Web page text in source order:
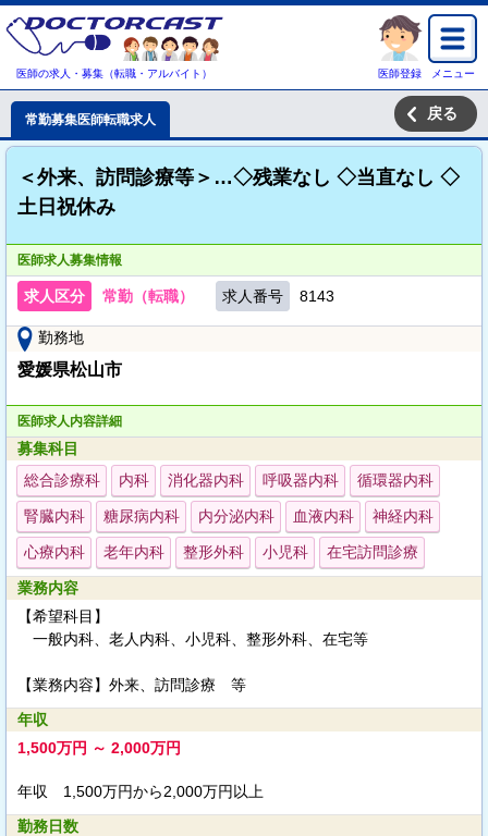
医師の求人・募集（転職・アルバイト） 医師登録 メニュー
常勤募集医師転職求人 戻る
＜外来、訪問診療等＞…◇残業なし ◇当直なし ◇
土日祝休み
医師求人募集情報
求人区分 常勤（転職） 求人番号 8143
勤務地
愛媛県松山市
医師求人内容詳細
募集科目
総合診療科
内科 消化器内科 呼吸器内科 循環器内科
腎臓内科 糖尿病内科 内分泌内科 血液内科 神経内科
心療内科 老年内科 整形外科 小児科 在宅訪問診療
業務内容
【希望科目】
一般内科、老人内科、小児科、整形外科、在宅等
【業務内容】外来、訪問診療 等
年収
1,500万円 ～ 2,000万円
年収 1,500万円から2,000万円以上
勤務日数